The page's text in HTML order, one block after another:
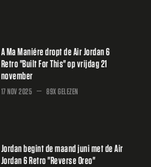
A Ma Maniére dropt de Air Jordan 6
Retro "Built For This" op vrijdag 21
november
17 NOV 2025 89X GELEZEN
Jordan begint de maand juni met de Air
Jordan 6 Retro "Reverse Oreo"